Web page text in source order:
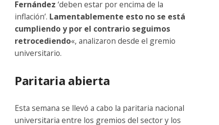
Fernández ‘deben estar por encima de la
inflación’. Lamentablemente esto no se está
cumpliendo y por el contrario seguimos
retrocediendo«, analizaron desde el gremio
universitario.
Paritaria abierta
Esta semana se llevó a cabo la paritaria nacional
universitaria entre los gremios del sector y los